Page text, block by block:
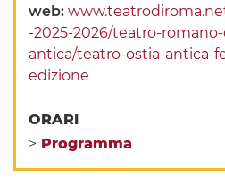
web:
-2025-2026/teatro-
antica/teatro-ostia-antica-
edizione
ORARI
> Programma